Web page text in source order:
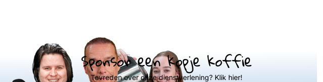
Sponsor een kopje koffie
Tevreden over onze dienstverlening? Klik hier!